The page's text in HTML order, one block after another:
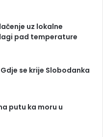
uz lokalne
pad temperature
se krije Slobodanka
putu ka moru u